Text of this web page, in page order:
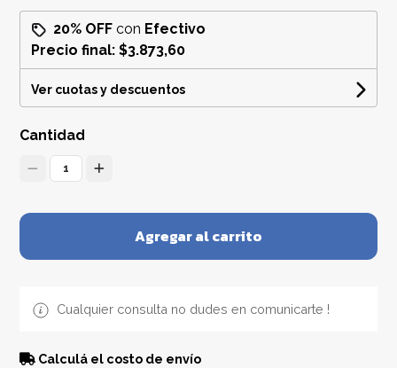
20% OFF con Efectivo
Precio final:$3.873,60
Ver cuotas y descuentos
Cantidad
1
Agregar al carrito
Cualquier consulta no dudes en comunicarte !
Calculá el costo de envío